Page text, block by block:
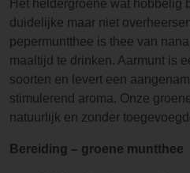
Het heldergroene wat hobbelig
duidelijke maar niet
pepermuntthee is thee van
maaltijd te drinken. Aarmunt is
soorten en levert een
stimulerend aroma. Onze
natuurlijk en zonder
Bereiding – groene muntthee